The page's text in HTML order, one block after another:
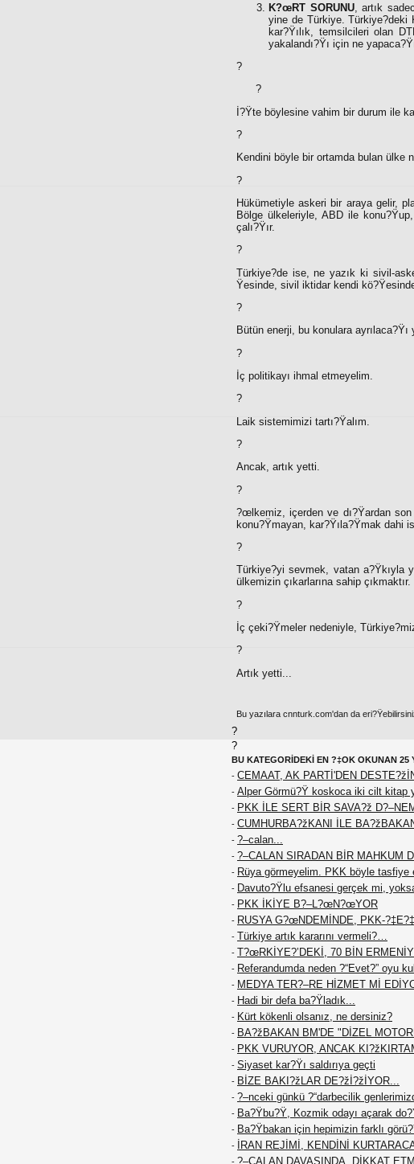
K?œRT SORUNU, artık
yine de Türkiye. Türkiye?deki
kar?Ÿılık, temsilcileri olan
yakalandı?Ÿı için ne
?
?
İ?Ÿte böylesine vahim bir durum ile
?
Kendini böyle bir ortamda bulan ülke
?
Hükümetiyle askeri bir araya gelir,
Bölge ülkeleriyle, ABD ile
çalı?Ÿır.
?
Türkiye?de ise, ne yazık ki sivil-
Ÿesinde, sivil iktidar kendi
?
Bütün enerji, bu konulara
?
İç politikayı ihmal etmeyelim.
?
Laik sistemimizi tartı?Ÿalım.
?
Ancak, artık yetti.
?
?œlkemiz, içerden ve dı?Ÿardan
konu?Ÿmayan, kar?Ÿıla?Ÿmak dahi
?
Türkiye?yi sevmek, vatan a?Ÿkıyla
ülkemizin çıkarlarına sahip çıkmaktır.
?
İç çeki?Ÿmeler nedeniyle,
?
Artık yetti...
Bu yazılara cnnturk.com'dan da
?
?
BU KATEGORİDEKİ EN ?‡OK OKUNAN 25
- CEMAAT, AK PARTİ'DEN
- Alper Görmü?Ÿ koskoca iki cilt kitap
- PKK İLE SERT BİR SAVA?ž
- CUMHURBA?žKANI İLE
- ?–calan...
- ?–CALAN SIRADAN BİR MAHKUM
- Rüya görmeyelim. PKK böyle tasfiye
- Davuto?Ÿlu efsanesi gerçek mi,
- PKK İKİYE B?–L?œN?œYOR
- RUSYA G?œNDEMİNDE, PKK-
- Türkiye artık kararını vermeli?…
- T?œRKİYE?’DEKİ, 70 BİN
- Referandumda neden ?“Evet?” oyu
- MEDYA TER?–RE HİZMET Mİ
- Hadi bir defa ba?Ÿladık...
- Kürt kökenli olsanız, ne dersiniz?
- BA?žBAKAN BM'DE "DİZEL
- PKK VURUYOR, ANCAK
- Siyaset kar?Ÿı saldırıya geçti
- BİZE BAKI?žLAR DE?žİ?žİYOR...
- ?–nceki günkü ?“darbecilik
- Ba?Ÿbu?Ÿ, Kozmik odayı açarak
- Ba?Ÿbakan için hepimizin farklı
- İRAN REJİMİ, KENDİNİ
- ?–CALAN DAVASINDA, DİKKAT